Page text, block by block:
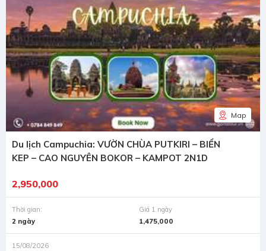
Map
Du lịch Campuchia: VƯỜN CHÙA PUTKIRI – BIỂN
KEP – CAO NGUYÊN BOKOR – KAMPOT 2N1D
2,950,000
Thời gian:
2 ngày
Giá 1 ngày
1,475,000
15/08/2026